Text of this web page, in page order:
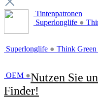
Tintenpatronen
Superlonglife ●
Superlonglife ● Think Green
OEM ●Nutzen Sie
Finder!